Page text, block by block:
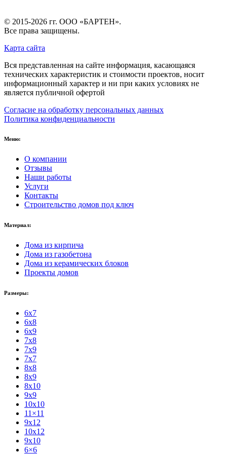
© 2015-2026 гг. ООО «БАРТЕН».
Все права защищены.
Карта сайта
Вся представленная на сайте информация, касающаяся
технических характеристик и стоимости проектов, носит
информационный характер и ни при каких условиях не
является публичной офертой
Согласие на обработку персональных данных
Политика конфиденциальности
Меню:
О компании
Отзывы
Наши работы
Услуги
Контакты
Строительство домов под ключ
Материал:
Дома из кирпича
Дома из газобетона
Дома из керамических блоков
Проекты домов
Размеры:
6x7
6x8
6x9
7x8
7x9
7x7
8x8
8x9
8x10
9x9
10x10
11×11
9x12
10x12
9x10
6×6